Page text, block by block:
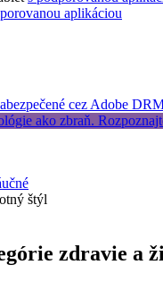
aplikáciou
cez Adobe
štýl
zdravie a